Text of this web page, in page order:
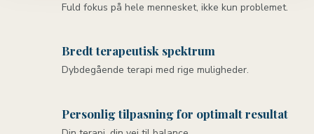
Fuld fokus på hele mennesket, ikke kun problemet.
Bredt terapeutisk spektrum
Dybdegående terapi med rige muligheder.
Personlig tilpasning for optimalt resultat